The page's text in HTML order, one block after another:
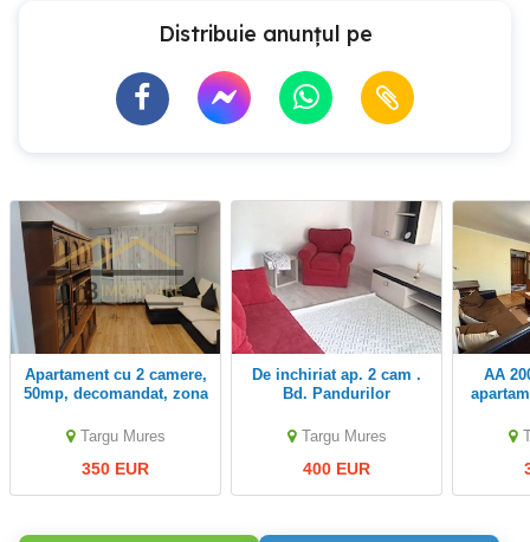
Distribuie anunțul pe
Apartament cu 2 camere,
50mp, decomandat, zona
Targu Mures
350 EUR
De inchiriat ap. 2 cam .
Bd. Pandurilor
Targu Mures
400 EUR
AA 2000 De închiriat